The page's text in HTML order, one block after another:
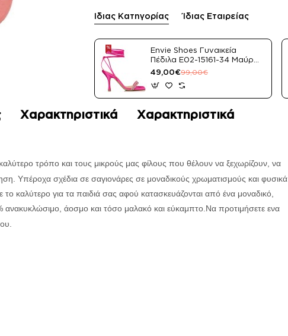
Ίδιας Κατηγορίας Ίδιας Εταιρείας
Envie Shoes Γυναικεία
Πέδιλα E02-15161-34 Μαύρο
Satin
49,00€99,00€
Χαρακτηριστικά Χαρακτηριστικά
τρόπο και τους μικρούς μας φίλους που θέλουν να ξεχωρίζουν, να
Υπέροχα σχέδια σε σαγιονάρες σε μοναδικούς χρωματισμούς και φυσικά
καλύτερο για τα παιδιά σας αφού κατασκευάζονται από ένα μοναδικό,
ανακυκλώσιμο, άοσμο και τόσο μαλακό και εύκαμπτο.Να προτιμήσετε ενα